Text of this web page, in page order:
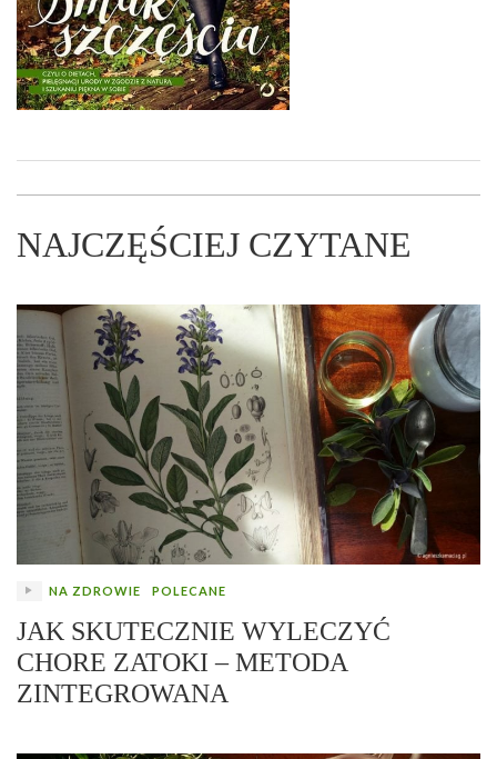
NAJCZĘŚCIEJ CZYTANE
NA ZDROWIE POLECANE
JAK SKUTECZNIE WYLECZYĆ
CHORE ZATOKI – METODA
ZINTEGROWANA